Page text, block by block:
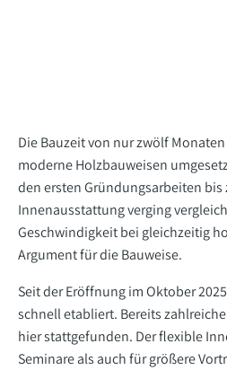
Die Bauzeit von nur zwölf
moderne Holzbauweisen
den ersten Gründungsarbeiten
Innenausstattung verging
Geschwindigkeit bei gleichzeitig
Argument für die Bauweise.
Seit der Eröffnung im Oktober
schnell etabliert. Bereits
hier stattgefunden. Der flexible
Seminare als auch für größere